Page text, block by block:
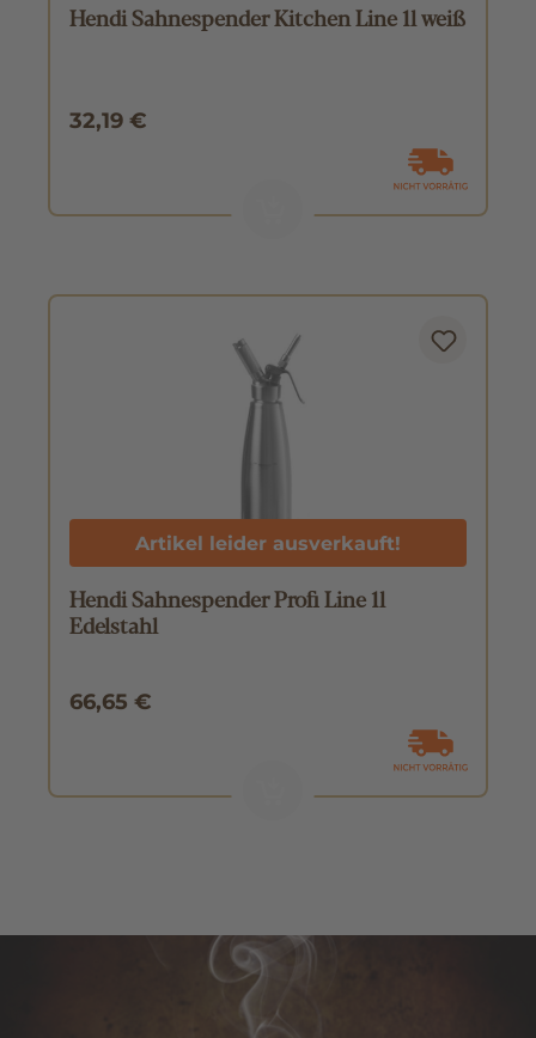
Hendi Sahnespender Kitchen Line 1l weiß
32,19 €
Artikel leider ausverkauft!
Hendi Sahnespender Profi Line 1l
Edelstahl
66,65 €